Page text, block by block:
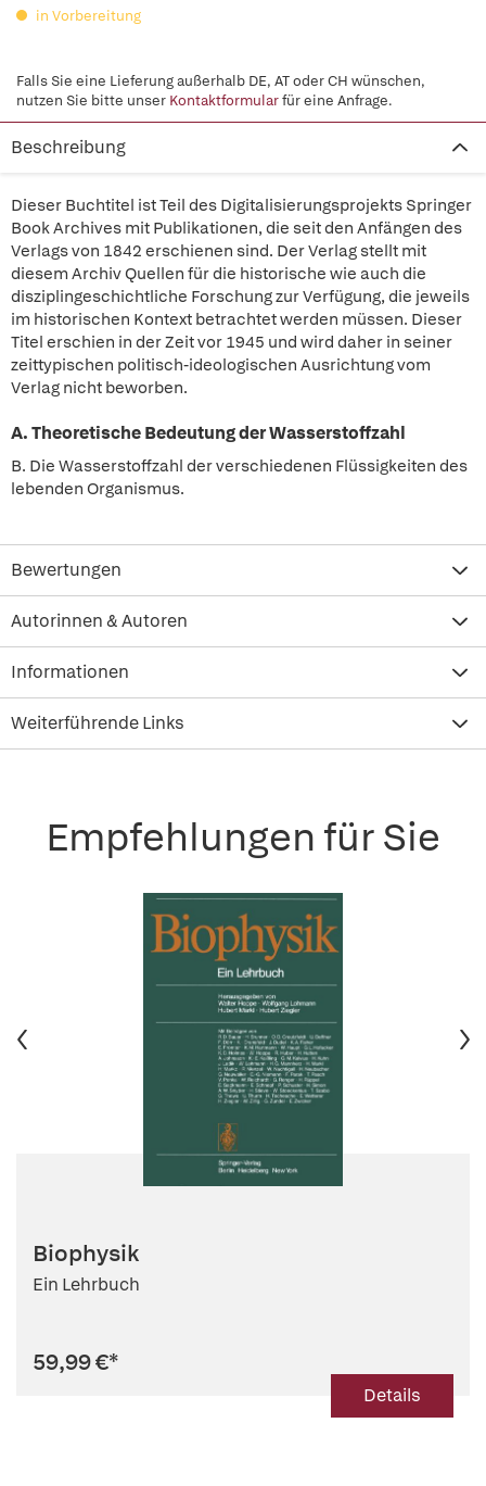
in Vorbereitung
Falls Sie eine Lieferung außerhalb DE, AT oder CH wünschen,
nutzen Sie bitte unser Kontaktformularfür eine Anfrage.
Beschreibung
Dieser Buchtitel ist Teil des Digitalisierungsprojekts Springer
Book Archives mit Publikationen, die seit den Anfängen des
Verlags von 1842 erschienen sind. Der Verlag stellt mit
diesem Archiv Quellen für die historische wie auch die
disziplingeschichtliche Forschung zur Verfügung, die jeweils
im historischen Kontext betrachtet werden müssen. Dieser
Titel erschien in der Zeit vor 1945 und wird daher in seiner
zeittypischen politisch-ideologischen Ausrichtung vom
Verlag nicht beworben.
A. Theoretische Bedeutung der Wasserstoffzahl
B. Die Wasserstoffzahl der verschiedenen Flüssigkeiten des
lebenden Organismus.
Bewertungen
Autorinnen & Autoren
Informationen
Weiterführende Links
Empfehlungen für Sie
Biophysik
Ein Lehrbuch
59,99 €*
Details